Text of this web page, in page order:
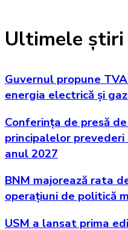
Ultimele știri
Guvernul propune
energia electrică și
Conferința de presă
principalelor
anul 2027
BNM majorează rata
operațiuni de politică
USM a lansat prima